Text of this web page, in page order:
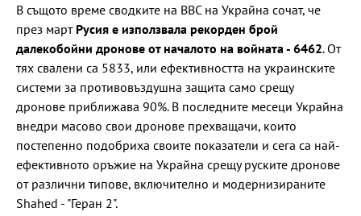
В същото време сводките на ВВС на Украйна сочат, че
през март Русия е използвала рекорден брой
далекобойни дронове от началото на войната - 6462. От
тях свалени са 5833, или ефективността на украинските
системи за противовъздушна защита само срещу
дронове приближава 90%. В последните месеци Украйна
внедри масово свои дронове прехващачи, които
постепенно подобриха своите показатели и сега са най-
ефективното оръжие на Украйна срещу руските дронове
от различни типове, включително и модернизираните
Shahed - "Геран 2".